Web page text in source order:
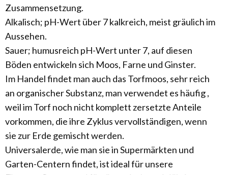
Zusammensetzung.
Alkalisch; pH-Wert über 7 kalkreich, meist gräulich im
Aussehen.
Sauer; humusreich pH-Wert unter 7, auf diesen
Böden entwickeln sich Moos, Farne und Ginster.
Im Handel findet man auch das Torfmoos, sehr reich
an organischer Substanz, man verwendet es häufig ,
weil im Torf noch nicht komplett zersetzte Anteile
vorkommen, die ihre Zyklus vervollständigen, wenn
sie zur Erde gemischt werden.
Universalerde, wie man sie in Supermärkten und
Garten-Centern findet, ist ideal für unsere